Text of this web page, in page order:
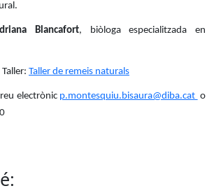
Blancafort, biòloga especialitzada en
Taller de remeis naturals
electrònic p.montesquiu.bisaura@diba.cat o